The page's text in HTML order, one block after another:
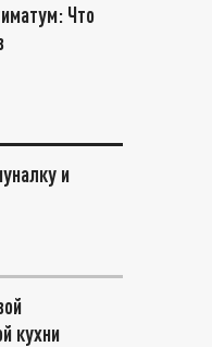
Что
и
кухни